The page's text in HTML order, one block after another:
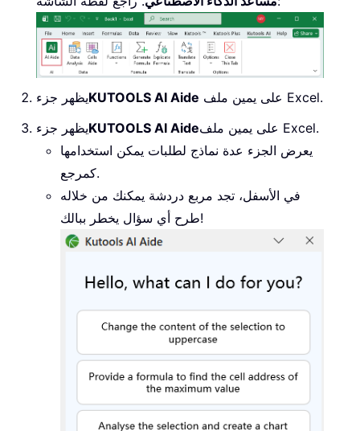
يظهر جزءKUTOOLS AI Aide
على يمين ملف Excel.
يظهر جزءKUTOOLS AI Aide
على يمين ملف Excel.
يعرض الجزء عدة نماذج لطلبات يمكن استخدامها
كمرجع.
في الأسفل، تجد مربع دردشة يمكنك من خلاله
طرح أي سؤال يخطر ببالك!